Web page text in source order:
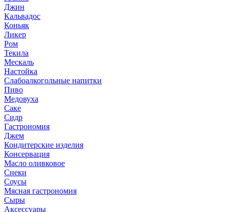
Джин
Кальвадос
Коньяк
Ликер
Ром
Текила
Мескаль
Настойка
Слабоалкогольные напитки
Пиво
Медовуха
Саке
Сидр
Гастрономия
Джем
Кондитерские изделия
Консервация
Масло оливковое
Снеки
Соусы
Мясная гастрономия
Сыры
Аксессуары